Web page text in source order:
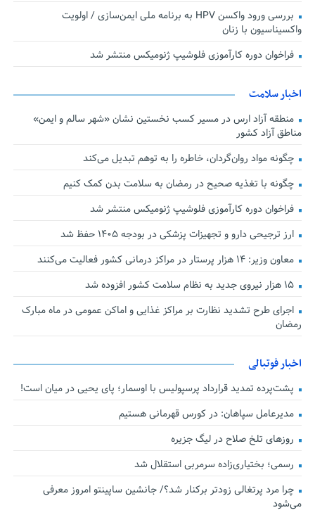
بررسی ورود واکسن HPV به برنامه ملی ایمن‌سازی / اولویت
واکسیناسیون با زنان
فراخوان دوره کارآموزی فلوشیپ ژنومیکس منتشر شد
اخبار سلامت
منطقه آزاد ارس در مسیر کسب نخستین نشان «شهر سالم و ایمن»
مناطق آزاد کشور
چگونه مواد روان‌گردان، خاطره را به توهم تبدیل می‌کند
چگونه با تغذیه صحیح در رمضان به سلامت بدن کمک کنیم
فراخوان دوره کارآموزی فلوشیپ ژنومیکس منتشر شد
ارز ترجیحی دارو و تجهیزات پزشکی در بودجه ۱۴۰۵ حفظ شد
معاون وزیر: ۱۴ هزار پرستار در مراکز درمانی کشور فعالیت می‌کنند
۱۵ هزار نیروی جدید به نظام سلامت کشور افزوده شد
اجرای طرح تشدید نظارت بر مراکز غذایی و اماکن عمومی در ماه مبارک
رمضان
اخبار فوتبالی
پشت‌پرده تمدید قرارداد پرسپولیس با اوسمار؛ پای یحیی در میان است!
مدیرعامل سپاهان: در کورس قهرمانی هستیم
روزهای تلخ صلاح در لیگ جزیره
رسمی؛ بختیاری‌زاده سرمربی استقلال شد
چرا مرد پرتغالی زودتر برکنار شد؟/ جانشین ساپینتو امروز معرفی
می‌شود